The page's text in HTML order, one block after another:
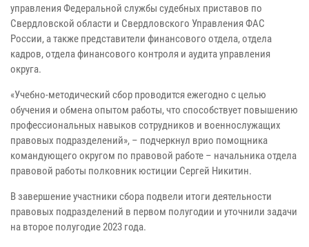
управления Федеральной службы судебных приставов по
Свердловской области и Свердловского Управления ФАС
России, а также представители финансового отдела, отдела
кадров, отдела финансового контроля и аудита управления
округа.
«Учебно-методический сбор проводится ежегодно с целью
обучения и обмена опытом работы, что способствует повышению
профессиональных навыков сотрудников и военнослужащих
правовых подразделений», – подчеркнул врио помощника
командующего округом по правовой работе – начальника отдела
правовой работы полковник юстиции Сергей Никитин.
В завершение участники сбора подвели итоги деятельности
правовых подразделений в первом полугодии и уточнили задачи
на второе полугодие 2023 года.